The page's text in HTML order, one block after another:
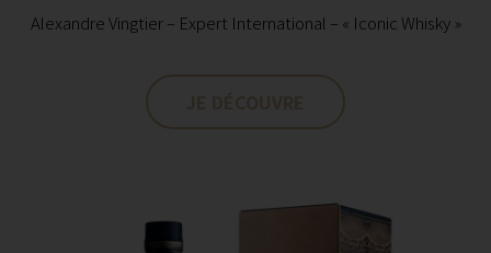
Alexandre Vingtier – Expert International – « Iconic Whisky »